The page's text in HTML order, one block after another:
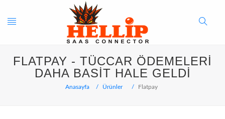
Toggle
navigation
Search
Button
FLATPAY - TÜCCAR ÖDEMELERI
DAHA BASIT HALE GELDI
Anasayfa Ürünler Flatpay